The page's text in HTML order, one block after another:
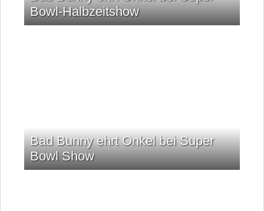
Bowl-Halbzeitshow
Bad Bunny ehrt Onkel bei Super
Bowl Show